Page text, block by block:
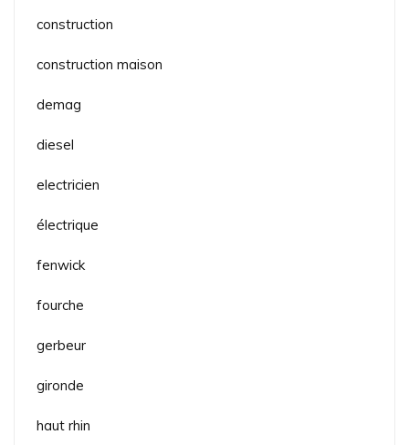
construction
construction maison
demag
diesel
electricien
électrique
fenwick
fourche
gerbeur
gironde
haut rhin